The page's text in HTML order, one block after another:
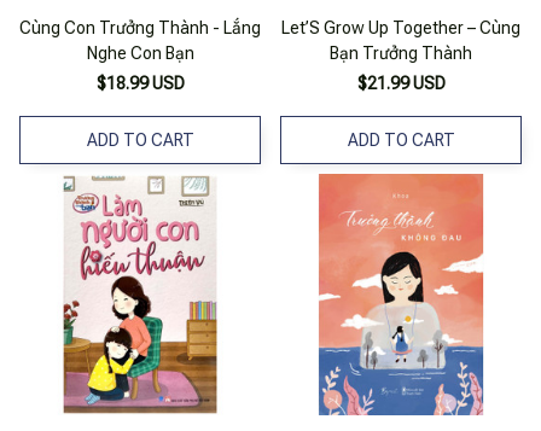
Cùng Con Trưởng Thành - Lắng
Nghe Con Bạn
$18.99 USD
ADD TO CART
Let’S Grow Up Together – Cùng
Bạn Trưởng Thành
$21.99 USD
ADD TO CART